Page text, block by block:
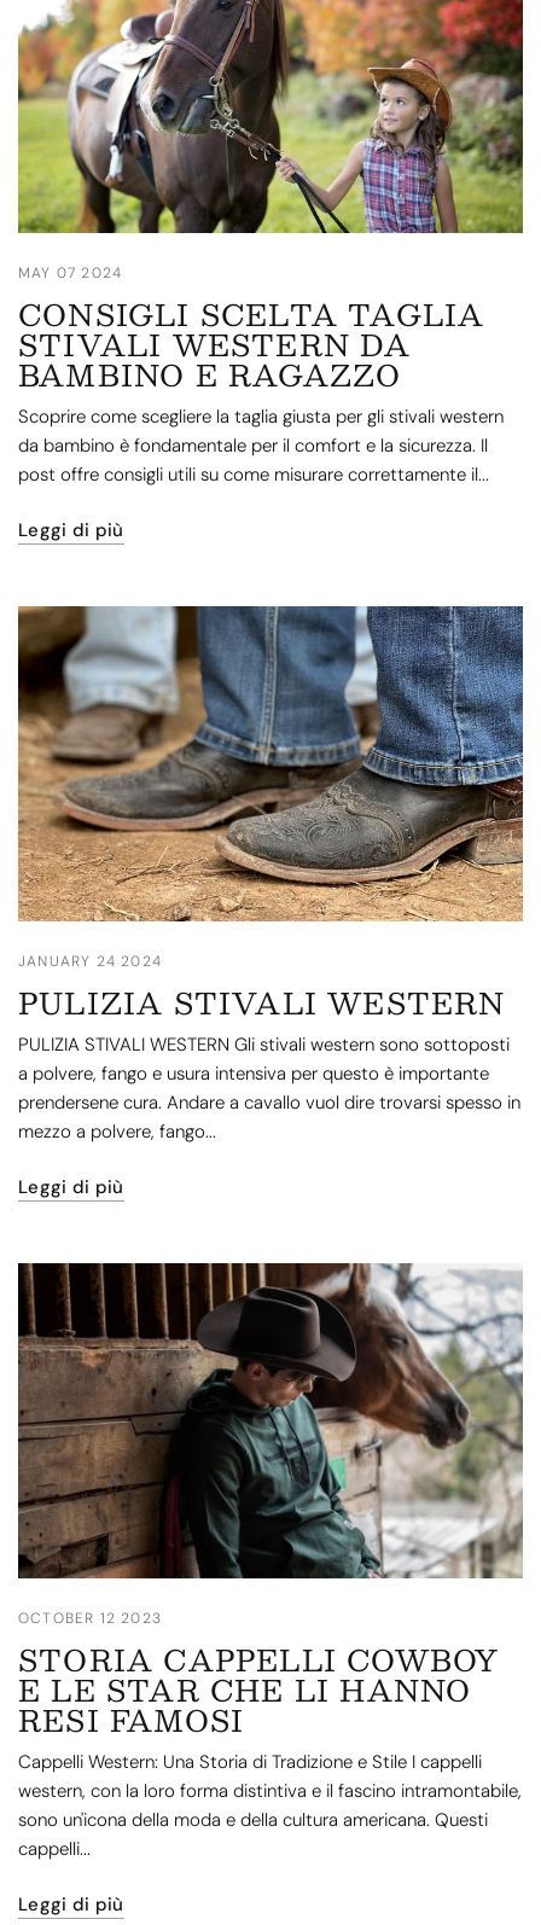
MAY 07 2024
CONSIGLI SCELTA TAGLIA
STIVALI WESTERN DA
BAMBINO E RAGAZZO
Scoprire come scegliere la taglia giusta per gli stivali western
da bambino è fondamentale per il comfort e la sicurezza. Il
post offre consigli utili su come misurare correttamente il...
Leggi di più
JANUARY 24 2024
PULIZIA STIVALI WESTERN
PULIZIA STIVALI WESTERN Gli stivali western sono sottoposti
a polvere, fango e usura intensiva per questo è importante
prendersene cura. Andare a cavallo vuol dire trovarsi spesso in
mezzo a polvere, fango...
Leggi di più
OCTOBER 12 2023
STORIA CAPPELLI COWBOY
E LE STAR CHE LI HANNO
RESI FAMOSI
Cappelli Western: Una Storia di Tradizione e Stile I cappelli
western, con la loro forma distintiva e il fascino intramontabile,
sono un'icona della moda e della cultura americana. Questi
cappelli...
Leggi di più